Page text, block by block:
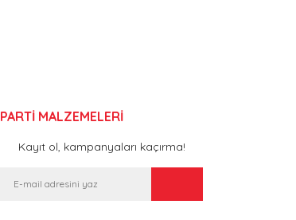
PARTİ MALZEMELERİ
Kayıt ol, kampanyaları kaçırma!